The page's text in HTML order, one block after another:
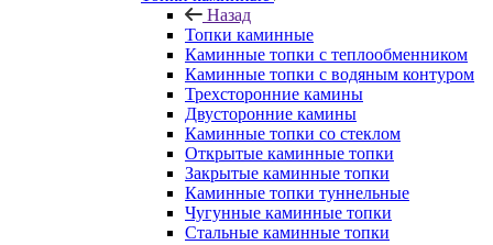
Назад
Топки каминные
Каминные топки с теплообменником
Каминные топки с водяным контуром
Трехсторонние камины
Двусторонние камины
Каминные топки со стеклом
Открытые каминные топки
Закрытые каминные топки
Каминные топки туннельные
Чугунные каминные топки
Стальные каминные топки